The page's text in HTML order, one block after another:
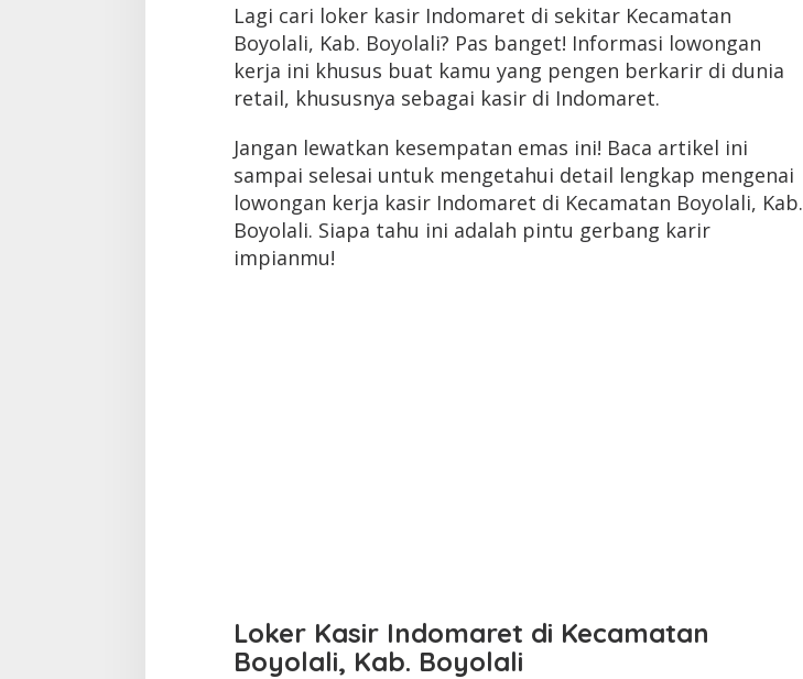
Lagi cari loker kasir Indomaret di sekitar Kecamatan
Boyolali, Kab. Boyolali? Pas banget! Informasi lowongan
kerja ini khusus buat kamu yang pengen berkarir di dunia
retail, khususnya sebagai kasir di Indomaret.
Jangan lewatkan kesempatan emas ini! Baca artikel ini
sampai selesai untuk mengetahui detail lengkap mengenai
lowongan kerja kasir Indomaret di Kecamatan Boyolali, Kab.
Boyolali. Siapa tahu ini adalah pintu gerbang karir
impianmu!
Loker Kasir Indomaret di Kecamatan
Boyolali, Kab. Boyolali